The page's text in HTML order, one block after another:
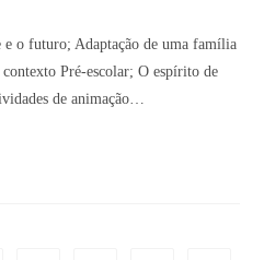
e o futuro; Adaptação de uma família
Pré-escolar; O espírito de
de animação…